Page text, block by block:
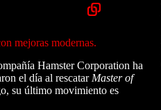
mejoras modernas.
Hamster Corporation ha
el día al rescatar Master of
su último movimiento es